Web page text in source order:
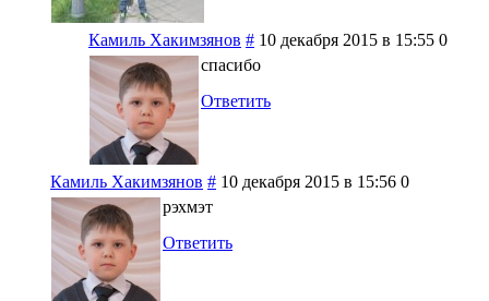
Камиль Хакимзянов # 10 декабря 2015 в 15:55 0
спасибо
Ответить
Камиль Хакимзянов # 10 декабря 2015 в 15:56 0
рэхмэт
Ответить